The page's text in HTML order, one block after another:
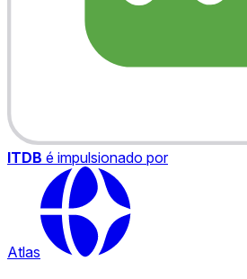
ITDB é impulsionado por
Atlas